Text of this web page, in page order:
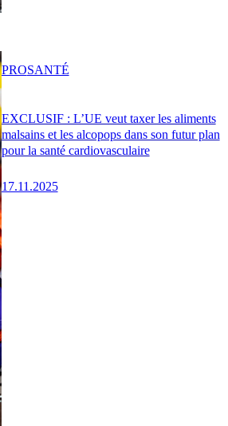
EXCLUSIF : L’UE veut taxer les aliments
malsains et les alcopops dans son futur plan
pour la santé cardiovasculaire
17.11.2025
PROSANTÉ